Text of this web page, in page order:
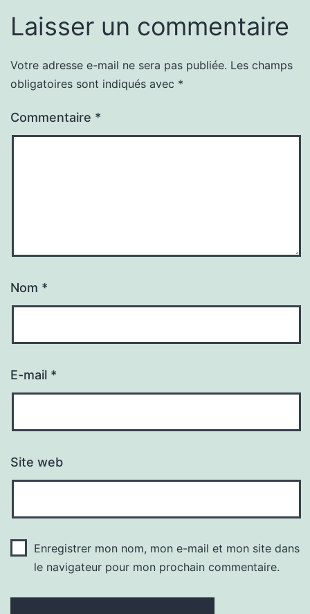
Laisser un commentaire
Votre adresse e-mail ne sera pas publiée. Les champs
obligatoires sont indiqués avec *
Commentaire *
Nom *
E-mail *
Site web
Enregistrer mon nom, mon e-mail et mon site dans
le navigateur pour mon prochain commentaire.